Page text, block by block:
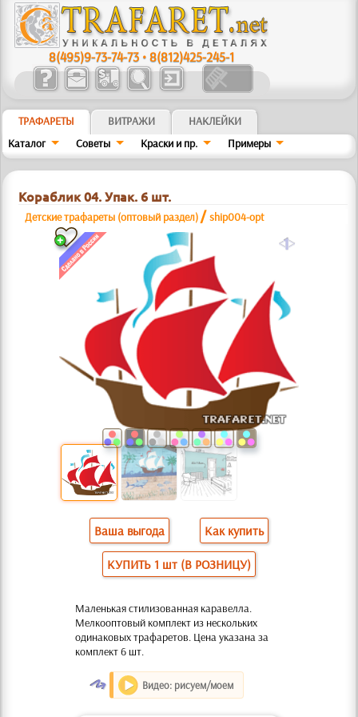
8(495)9-73-74-73 •8(812)425-245-1
ТРАФАРЕТЫ ВИТРАЖИ
НАКЛЕЙКИ
Каталог
Советы Краски и пр. Примеры
Кораблик 04. Упак. 6 шт.
Детские трафареты (оптовый раздел) /ship004-opt
a
Ваша выгода Как купить
КУПИТЬ 1 шт (В РОЗНИЦУ)
Маленькая стилизованная каравелла.
Мелкооптовый комплект из нескольких
одинаковых трафаретов. Цена указана за
комплект 6 шт.
O Видео: рисуем/моем